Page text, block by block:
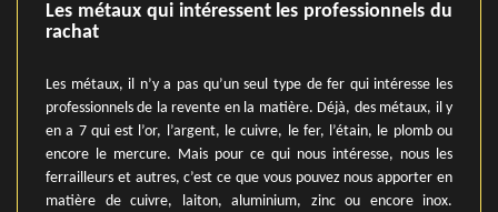
Les métaux qui intéressent les professionnels du
rachat
Les métaux, il n’y a pas qu’un seul type de fer qui intéresse les
professionnels de la revente en la matière. Déjà, des métaux, il y
en a 7 qui est l’or, l’argent, le cuivre, le fer, l’étain, le plomb ou
encore le mercure. Mais pour ce qui nous intéresse, nous les
ferrailleurs et autres, c’est ce que vous pouvez nous apporter en
matière de cuivre, laiton, aluminium, zinc ou encore inox.